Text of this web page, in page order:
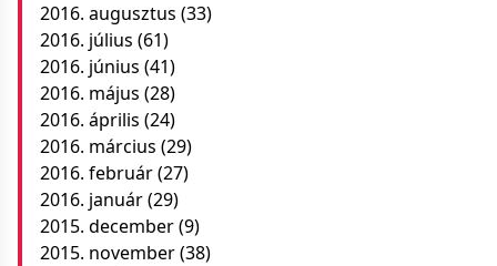
2016. augusztus (33)
2016. július (61)
2016. június (41)
2016. május (28)
2016. április (24)
2016. március (29)
2016. február(27)
2016. január(29)
2015. december(9)
2015. november(38)